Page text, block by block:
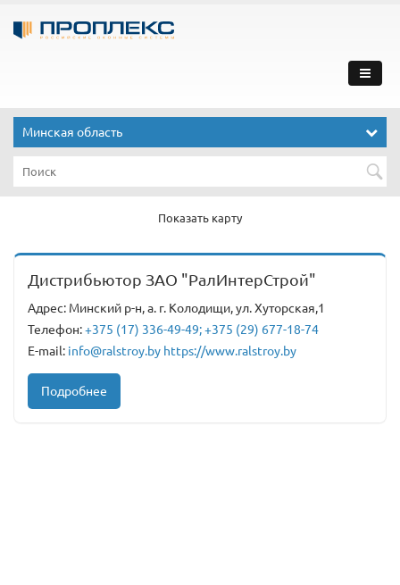
Минская область
Показать карту
Дистрибьютор ЗАО "РалИнтерСтрой"
Адрес: Минский р-н, а. г. Колодищи, ул. Хуторская,1
Телефон:+375 (17) 336-49-49; +375 (29) 677-18-74
E-mail: info@ralstroy.by https://www.ralstroy.by
Подробнее